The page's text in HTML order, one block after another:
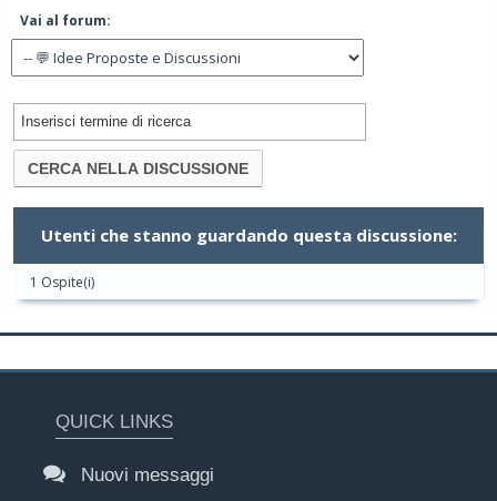
Vai al forum:
Utenti che stanno guardando questa discussione:
1 Ospite(i)
QUICK LINKS
Nuovi messaggi